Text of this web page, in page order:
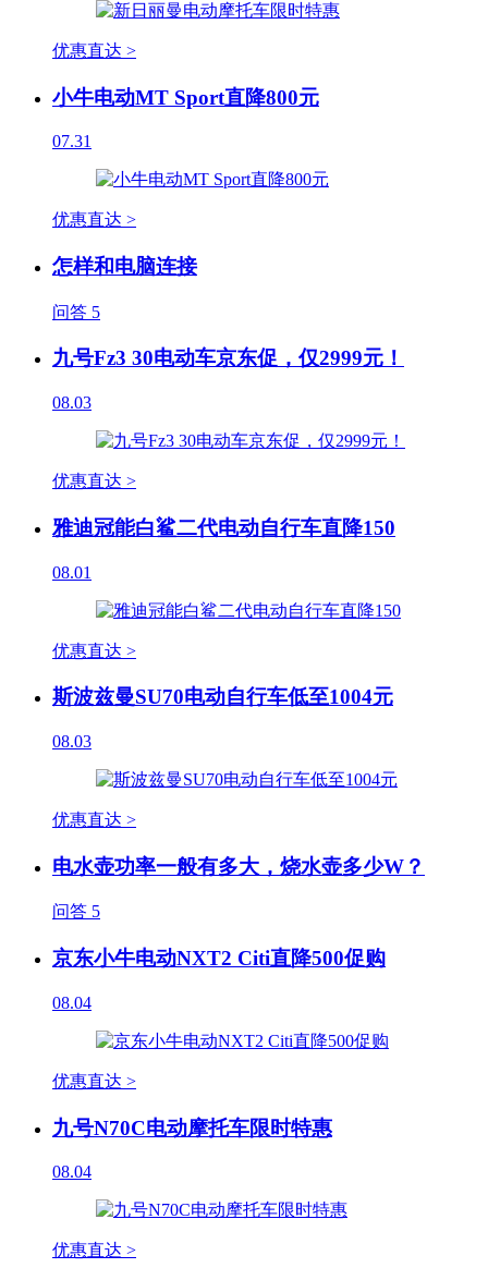
优惠直达 >
小牛电动MT Sport直降800元
07.31
优惠直达 >
怎样和电脑连接
问答 5
九号Fz3 30电动车京东促，仅2999元！
08.03
优惠直达 >
雅迪冠能白鲨二代电动自行车直降150
08.01
优惠直达 >
斯波兹曼SU70电动自行车低至1004元
08.03
优惠直达 >
电水壶功率一般有多大，烧水壶多少W？
问答 5
京东小牛电动NXT2 Citi直降500促购
08.04
优惠直达 >
九号N70C电动摩托车限时特惠
08.04
优惠直达 >